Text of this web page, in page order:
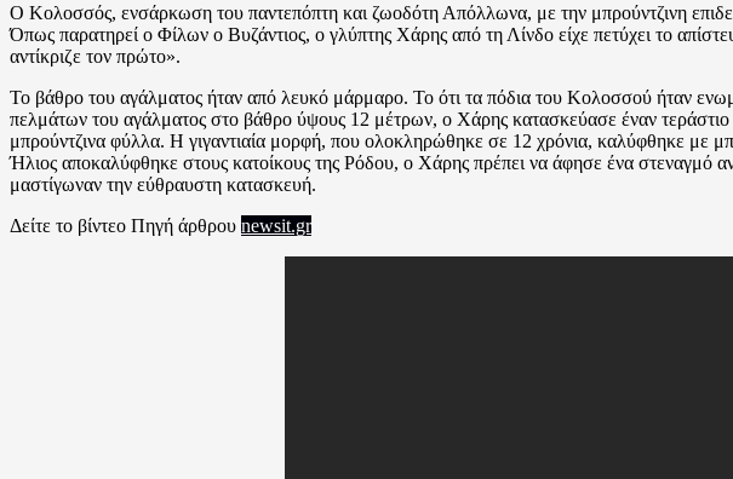
Ο Κολοσσός, ενσάρκωση του παντεπόπτη και ζωοδότη Απόλλωνα, με την μπρούντζινη
Όπως παρατηρεί ο Φίλων ο Βυζάντιος, ο γλύπτης Χάρης από τη Λίνδο είχε πετύχει το
αντίκριζε τον πρώτο».
Το βάθρο του αγάλματος ήταν από λευκό μάρμαρο. Το ότι τα πόδια του Κολοσσού ήταν
πελμάτων του αγάλματος στο βάθρο ύψους 12 μέτρων, ο Χάρης κατασκεύασε έναν
μπρούντζινα φύλλα. Η γιγαντιαία μορφή, που ολοκληρώθηκε σε 12 χρόνια, καλύφθηκε με
Ήλιος αποκαλύφθηκε στους κατοίκους της Ρόδου, ο Χάρης πρέπει να άφησε ένα στεναγμό
μαστίγωναν την εύθραυστη κατασκευή.
Δείτε το βίντεο Πηγή άρθρου newsit.gr